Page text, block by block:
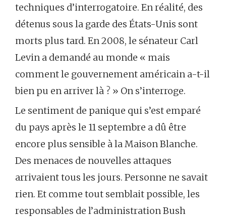
techniques d’interrogatoire. En réalité, des
détenus sous la garde des États-Unis sont
morts plus tard. En 2008, le sénateur Carl
Levin a demandé au monde « mais
comment le gouvernement américain a-t-il
bien pu en arriver là ? » On s’interroge.
Le sentiment de panique qui s’est emparé
du pays après le 11 septembre a dû être
encore plus sensible à la Maison Blanche.
Des menaces de nouvelles attaques
arrivaient tous les jours. Personne ne savait
rien. Et comme tout semblait possible, les
responsables de l’administration Bush